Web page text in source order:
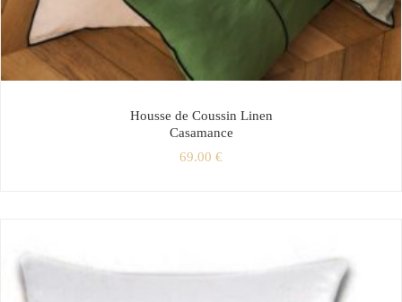
Housse de Coussin Linen
Casamance
69.00 €